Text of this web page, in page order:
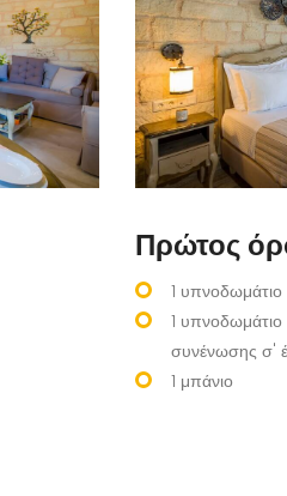
Πρώτος
1 υπνοδωμάτιο
1
συνένωσης σ'
1 μπάνιο